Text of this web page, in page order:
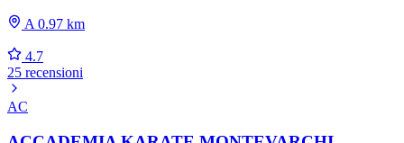
A 0.97 km
4.7
25 recensioni
AC